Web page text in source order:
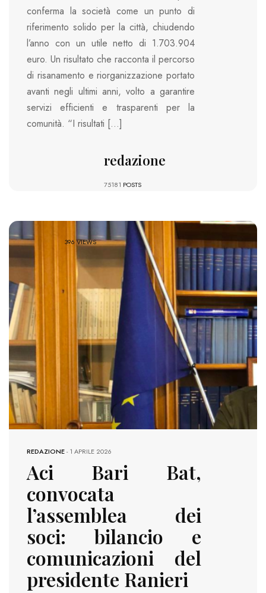
conferma la società come un punto di
riferimento solido per la città, chiudendo
l’anno con un utile netto di 1.703.904
euro. Un risultato che racconta il percorso
di risanamento e riorganizzazione portato
avanti negli ultimi anni, volto a garantire
servizi efficienti e trasparenti per la
comunità. “I risultati […]
redazione
75181 POSTS
396 VIEWS
REDAZIONE-1 APRILE 2026
Aci Bari Bat,
convocata
l’assemblea dei
soci: bilancio e
comunicazioni del
presidente Ranieri